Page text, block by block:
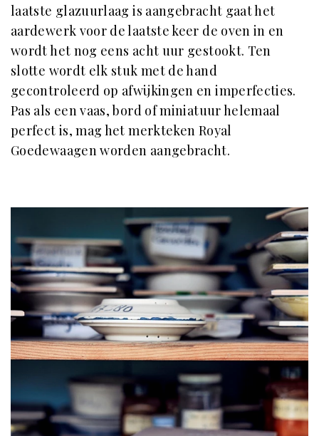
laatste glazuurlaag is aangebracht gaat het
aardewerk voor de laatste keer de oven in en
wordt het nog eens acht uur gestookt. Ten
slotte wordt elk stuk met de hand
gecontroleerd op afwijkingen en imperfecties.
Pas als een vaas, bord of miniatuur helemaal
perfect is, mag het merkteken Royal
Goedewaagen worden aangebracht.